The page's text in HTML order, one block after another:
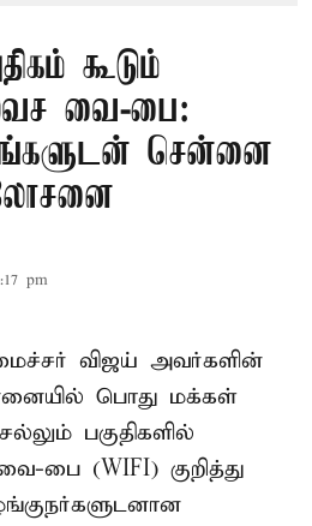
கூடும்
வை-பை:
சென்னை
pm
விஜய் அவர்களின்
பொது மக்கள்
பகுதிகளில்
பை (WIFI) குறித்து